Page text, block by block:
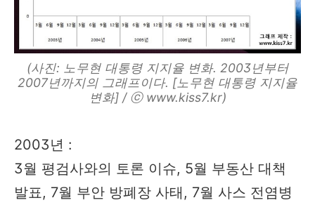
(사진: 노무현 대통령 지지율 변화. 2003년부터
2007년까지의 그래프이다. [노무현 대통령 지지율
변화] / ⓒ www.kiss7.kr)
2003년 :
3월 평검사와의 토론 이슈, 5월 부동산 대책
발표, 7월 부안 방폐장 사태, 7월 사스 전염병